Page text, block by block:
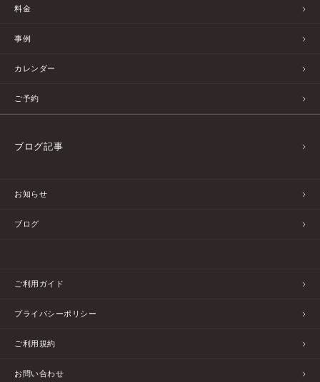
料金
事例
カレンダー
ご予約
ブログ記事
お知らせ
ブログ
ご利用ガイド
プライバシーポリシー
ご利用規約
お問い合わせ